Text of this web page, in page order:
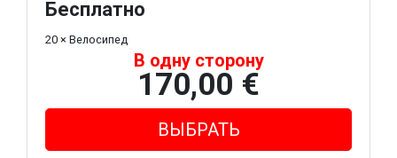
Бесплатно
20 × Велосипед
В одну сторону
170,00 €